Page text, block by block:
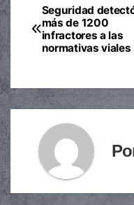
de
Seguridad
más de 1200
infractores a las
normativas viales